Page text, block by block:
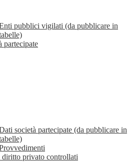
pubblici vigilati (da pubblicare in
partecipate
società partecipate (da pubblicare in
privato controllati